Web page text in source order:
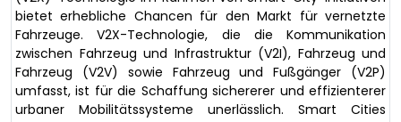
bietet erhebliche Chancen für den Markt für vernetzte
Fahrzeuge. V2X-Technologie, die die Kommunikation
zwischen Fahrzeug und Infrastruktur (V2I), Fahrzeug und
Fahrzeug (V2V) sowie Fahrzeug und Fußgänger (V2P)
umfasst, ist für die Schaffung sichererer und effizienterer
urbaner Mobilitätssysteme unerlässlich. Smart Cities